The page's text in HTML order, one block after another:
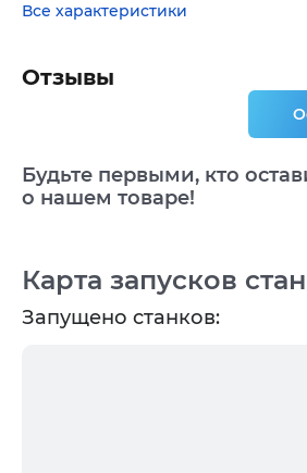
Все характеристики
Карта запусков
Запущено станков:
Отзывы
Будьте первыми, кто
о нашем товаре!